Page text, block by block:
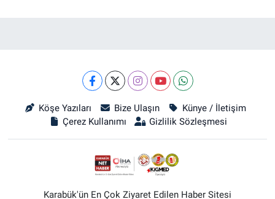
Köşe Yazıları Bize Ulaşın
Künye / İletişim
Çerez Kullanımı
Gizlilik Sözleşmesi
Karabük'ün En Çok Ziyaret Edilen Haber Sitesi